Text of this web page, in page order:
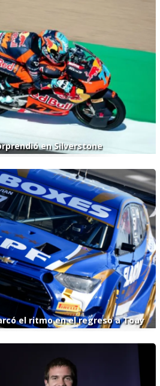
en Silverstone
el ritmo en el regreso a Toay